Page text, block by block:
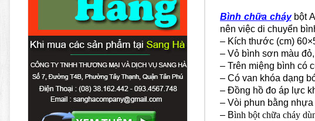
Bình chữa cháybột
nên việc di chuyển
– Kích thước (cm)
– Vỏ bình sơn màu
– Trên miệng bình có
– Có van khóa dạng
– Đồng hồ đo áp lực
– Vòi phun bằng
– Bình bột chữa cháy